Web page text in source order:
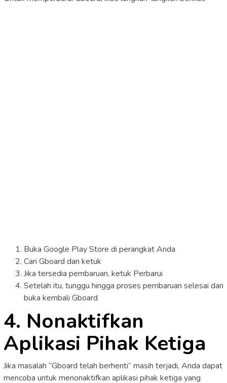
Buka Google Play Store di perangkat Anda
Cari Gboard dan ketuk
Jika tersedia pembaruan, ketuk Perbarui
Setelah itu, tunggu hingga proses pembaruan selesai dan
buka kembali Gboard
4. Nonaktifkan
Aplikasi Pihak Ketiga
Jika masalah “Gboard telah berhenti” masih terjadi, Anda dapat
mencoba untuk menonaktifkan aplikasi pihak ketiga yang